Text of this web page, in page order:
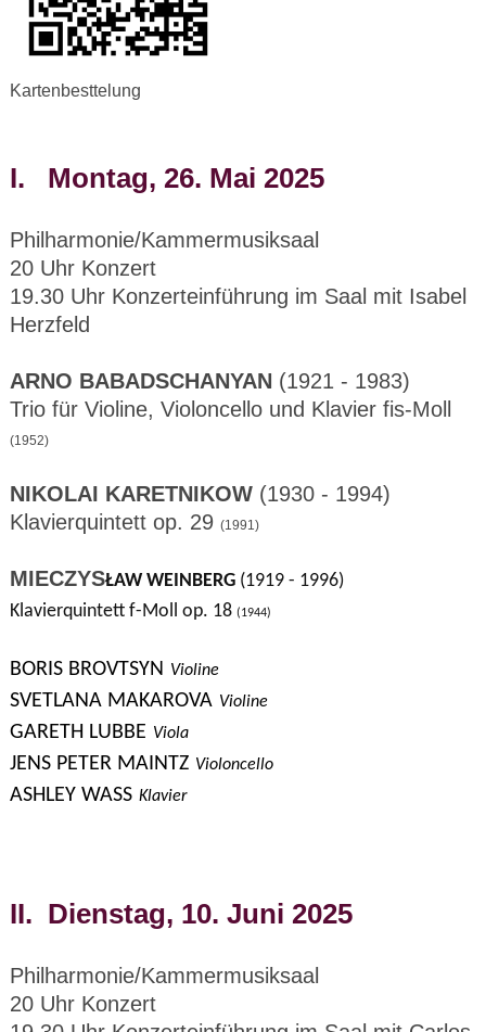
Kartenbesttelung
I. Montag, 26. Mai 2025
Philharmonie/Kammermusiksaal
20 Uhr Konzert
19.30 Uhr Konzerteinführung im Saal mit Isabel
Herzfeld
ARNO BABADSCHANYAN (1921 - 1983)
Trio für Violine, Violoncello und Klavier fis-Moll
(1952)
NIKOLAI KARETNIKOW(1930 - 1994)
Klavierquintett op. 29 (1991)
MIECZYSŁAW WEINBERG(1919 - 1996)
Klavierquintett f-Moll op. 18 (1944)
BORIS BROVTSYN Violine
SVETLANA MAKAROVA Violine
GARETH LUBBE Viola
JENS PETER MAINTZ Violoncello
ASHLEY WASS Klavier
II. Dienstag, 10. Juni 2025
Philharmonie/Kammermusiksaal
20 Uhr Konzert